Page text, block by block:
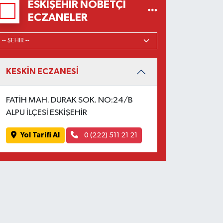
ESKIŞEHIR NÖBETÇI
ECZANELER
KESKİN ECZANESİ
FATİH MAH. DURAK SOK. NO:24/B
ALPU İLÇESİ ESKİŞEHİR
Yol Tarifi Al 0 (222) 511 21 21